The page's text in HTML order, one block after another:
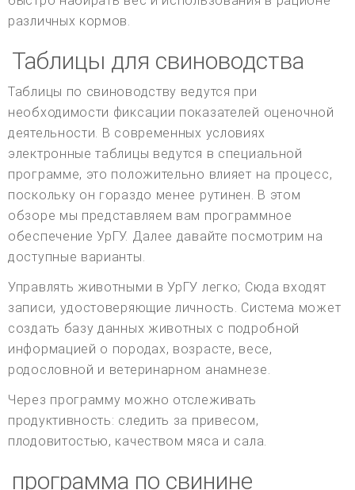
различных кормов.
Таблицы для свиноводства
Таблицы по свиноводству ведутся при
необходимости фиксации показателей оценочной
деятельности. В современных условиях
электронные таблицы ведутся в специальной
программе, это положительно влияет на процесс,
поскольку он гораздо менее рутинен. В этом
обзоре мы представляем вам программное
обеспечение УрГУ. Далее давайте посмотрим на
доступные варианты.
Управлять животными в УрГУ легко; Сюда входят
записи, удостоверяющие личность. Система может
создать базу данных животных с подробной
информацией о породах, возрасте, весе,
родословной и ветеринарном анамнезе.
Через программу можно отслеживать
продуктивность: следить за привесом,
плодовитостью, качеством мяса и сала.
программа по свинине